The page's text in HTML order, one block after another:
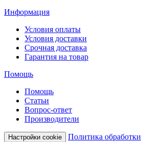
Информация
Условия оплаты
Условия доставки
Срочная доставка
Гарантия на товар
Помощь
Помощь
Статьи
Вопрос-ответ
Производители
Настройки cookie
Политика обработки